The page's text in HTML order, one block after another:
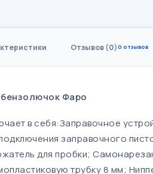
Отзывов (0)0 отзывов
Фаро
в себя:Заправочное
заправочного
для пробки;
трубку 8 мм;